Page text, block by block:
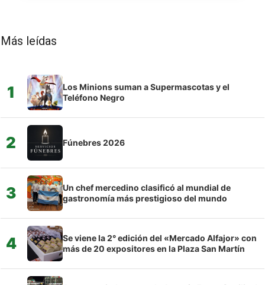
Más leídas
1
Los Minions suman a Supermascotas y el
Teléfono Negro
2 Fúnebres 2026
3
Un chef mercedino clasificó al mundial de
gastronomía más prestigioso del mundo
4
Se viene la 2° edición del «Mercado Alfajor» con
más de 20 expositores en la Plaza San Martín